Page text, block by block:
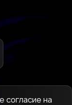
согласие на